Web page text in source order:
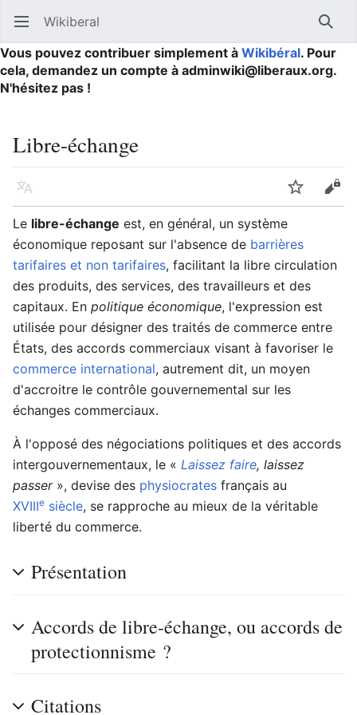
Ouvrir le menu principal Wikiberal
Vous pouvez contribuer simplement à Wikibéral. Pour
cela, demandez un compte à adminwiki@liberaux.org.
N'hésitez pas !
Libre-échange
Langue Suivre
Le libre-échange est, en général, un système
économique reposant sur l'absence de barrières
tarifaires et non tarifaires, facilitant la libre circulation
des produits, des services, des travailleurs et des
capitaux. En politique économique, l'expression est
utilisée pour désigner des traités de commerce entre
États, des accords commerciaux visant à favoriser le
commerce international, autrement dit, un moyen
d'accroitre le contrôle gouvernemental sur les
échanges commerciaux.
À l'opposé des négociations politiques et des accords
intergouvernementaux, le « Laissez faire, laissez
passer», devise des physiocrates français au
XVIIIe siècle, se rapproche au mieux de la véritable
liberté du commerce.
Présentation
Accords de libre-échange, ou accords de
protectionnisme ?
Citations